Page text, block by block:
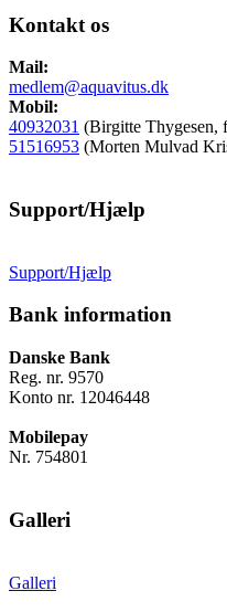
Kontakt os
Mail:
medlem@aquavitus.dk
Mobil:
40932031 (Birgitte Thygesen,
51516953 (Morten Mulvad
Support/Hjælp
Support/Hjælp
Bank information
Danske Bank
Reg. nr. 9570
Konto nr. 12046448
Mobilepay
Nr. 754801
Galleri
Galleri